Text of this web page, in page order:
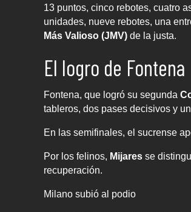
13 puntos, cinco rebotes, cuatro
unidades, nueve rebotes, una
Más Valioso (JMV) de la justa.
El logro de Fontena
Fontena, que logró su segunda
tableros, dos pases decisivos y
En las semifinales, el sucrense
Por los felinos, Mijares se
recuperación.
Milano subió al podio